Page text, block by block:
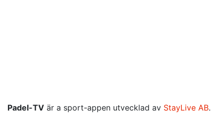
Padel-TV är a sport-appen utvecklad av StayLive AB.